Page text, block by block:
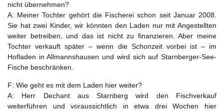
nicht übernehmen?
A: Meiner Tochter gehört die Fischerei schon seit Januar 2008.
Sie hat zwei Kinder, wir könnten den Laden nur mit Angestellten
weiter betreiben, und das ist nicht zu finanzieren. Aber meine
Tochter verkauft später – wenn die Schonzeit vorbei ist – im
Hofladen in Allmannshausen und wird sich auf Starnberger-See-
Fische beschränken.
F: Wie geht es mit dem Laden hier weiter?
A: Herr Dechant aus Starnberg wird den Fischverkauf
weiterführen und voraussichtlich in etwa drei Wochen hier